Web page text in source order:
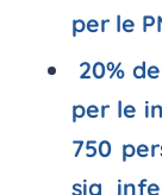
per le
20%
per le
750
sia